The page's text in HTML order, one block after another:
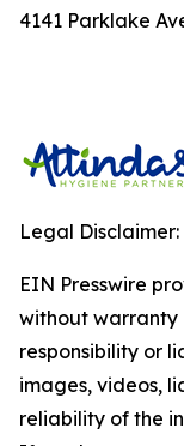
4141 Parklake
Legal Disclaimer:
EIN Presswire
without warranty
responsibility or
images, videos,
reliability of the